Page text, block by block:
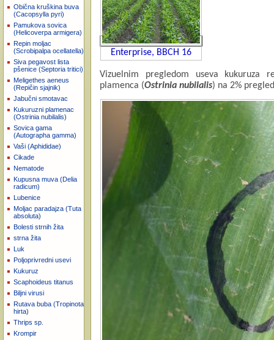
Obična kruškina buva
(Cacopsylla pyri)
Pamukova sovica
(Helicoverpa armigera)
Repin moljac
(Scrobipalpa ocellatella)
Siva pegavost lista
pšenice (Septoria tritici)
Meligethes aeneus
(Repičin sjajnik)
Jabučni smotavac
Kukuruzni plamenac
(Ostrinia nubilalis)
Sovica gama
(Autographa gamma)
Vaši (Aphididae)
Cikade
Nematode
Kupusna muva (Delia
radicum)
Lubenice
Moljac paradajza (Tuta
absoluta)
Bolesti strnih žita
strna žita
Luk
Poljoprivredni usevi
Kukuruz
Scaphoideus titanus
Biljni virusi
Rutava buba (Tropinota
hirta)
Thrips sp.
Krompir
Enterprise, BBCH 16
Vizuelnim pregledom useva kukuruza
plamenca (Ostrinia nubilalis) na 2%